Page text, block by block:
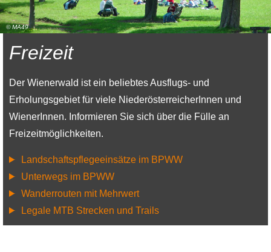
© MA49
Freizeit
Der Wienerwald ist ein beliebtes Ausflugs- und
Erholungsgebiet für viele NiederösterreicherInnen und
WienerInnen. Informieren Sie sich über die Fülle an
Freizeitmöglichkeiten.
Landschaftspflegeeinsätze im BPWW
Unterwegs im BPWW
Wanderrouten mit Mehrwert
Legale MTB Strecken und Trails